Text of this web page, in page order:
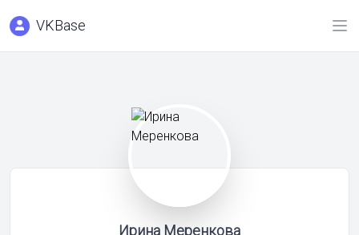
VKBase
Ирина Меренкова